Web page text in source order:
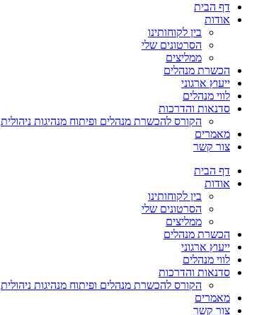
דף הבית
אודות
בין לקוחותינו
הסרטונים שלי
ממליצים
הכשרת מנהלים
ייעוץ ארגוני
לווי מנהלים
סדנאות והדרכות
הקורס להכשרת מנהלים ופיתוח מנהיגות ניהולית
מאמרים
צור קשר
דף הבית
אודות
בין לקוחותינו
הסרטונים שלי
ממליצים
הכשרת מנהלים
ייעוץ ארגוני
לווי מנהלים
סדנאות והדרכות
הקורס להכשרת מנהלים ופיתוח מנהיגות ניהולית
מאמרים
צור קשר